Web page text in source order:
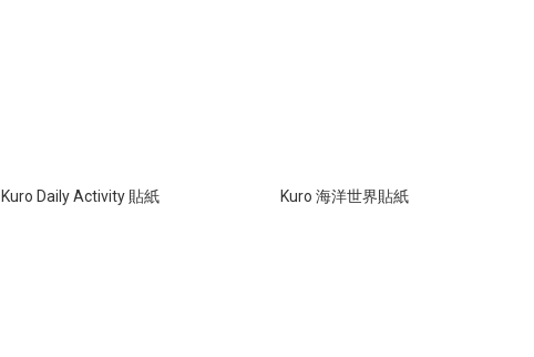
Kuro Daily Activity 貼紙 Kuro 海洋世界貼紙